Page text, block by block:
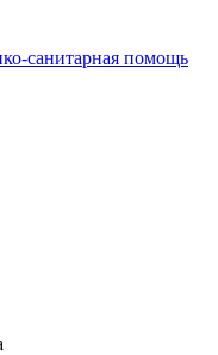
санитарная помощь